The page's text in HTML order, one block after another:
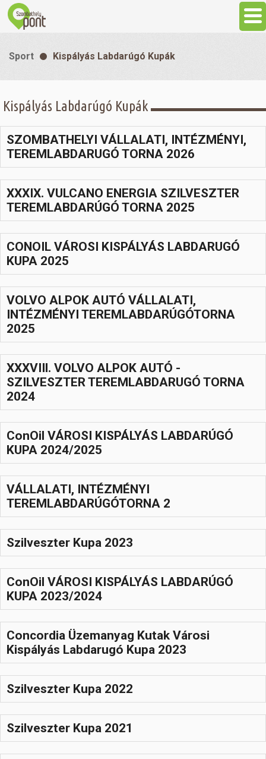
Látnivalók
Gasztronómia
Szállás
Sport
Szabadidő
Hasznos
Sport Kispályás Labdarúgó Kupák
Kispályás Labdarúgó Kupák
SZOMBATHELYI VÁLLALATI, INTÉZMÉNYI,
TEREMLABDARUGÓ TORNA 2026
XXXIX. VULCANO ENERGIA SZILVESZTER
TEREMLABDARÚGÓ TORNA 2025
CONOIL VÁROSI KISPÁLYÁS LABDARUGÓ
KUPA 2025
VOLVO ALPOK AUTÓ VÁLLALATI,
INTÉZMÉNYI TEREMLABDARÚGÓTORNA
2025
XXXVIIl. VOLVO ALPOK AUTÓ -
SZILVESZTER TEREMLABDARUGÓ TORNA
2024
ConOil VÁROSI KISPÁLYÁS LABDARÚGÓ
KUPA 2024/2025
VÁLLALATI, INTÉZMÉNYI
TEREMLABDARÚGÓTORNA 2
Szilveszter Kupa 2023
ConOil VÁROSI KISPÁLYÁS LABDARÚGÓ
KUPA 2023/2024
Concordia Üzemanyag Kutak Városi
Kispályás Labdarugó Kupa 2023
Szilveszter Kupa 2022
Szilveszter Kupa 2021